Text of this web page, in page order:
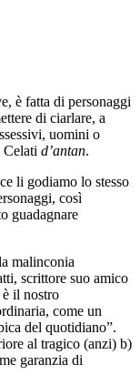
è fatta di personaggi
di ciarlare, a
uomini o
Celati d’antan.
li godiamo lo stesso
così
guadagnare
malinconia
scrittore suo amico
è il nostro
come un
del quotidiano”.
al tragico (anzi) b)
garanzia di